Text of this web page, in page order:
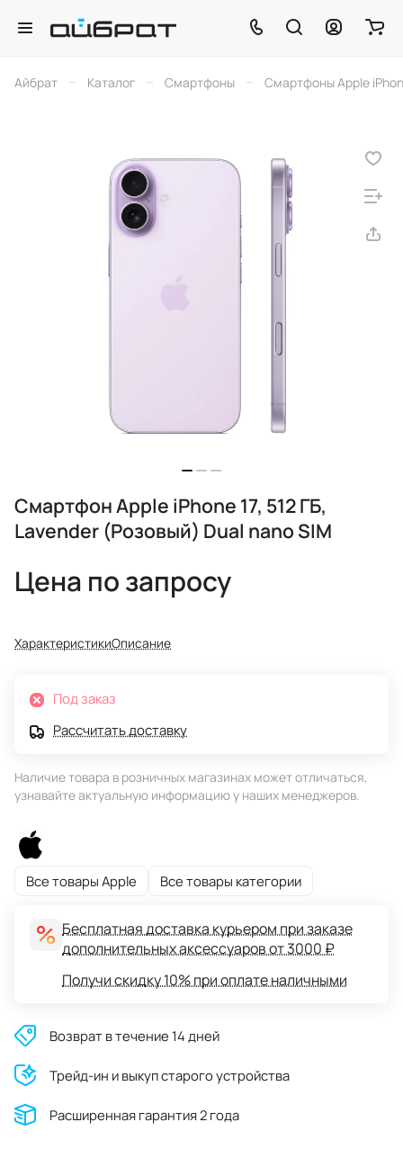
Айбрат – Каталог – Смартфоны – Смартфоны Apple
Смартфон Apple iPhone 17, 512 ГБ,
Lavender (Розовый) Dual nano SIM
Цена по запросу
ХарактеристикиОписание
Под заказ
Рассчитать доставку
Наличие товара в розничных магазинах может отличаться,
узнавайте актуальную информацию у наших менеджеров.
Все товары Apple Все товары категории
Бесплатная доставка курьером при заказе
дополнительных аксессуаров от 3000 ₽
Получи скидку 10% при оплате наличными
Возврат в течение 14 дней
Трейд-ин и выкуп старого устройства
Расширенная гарантия 2 года